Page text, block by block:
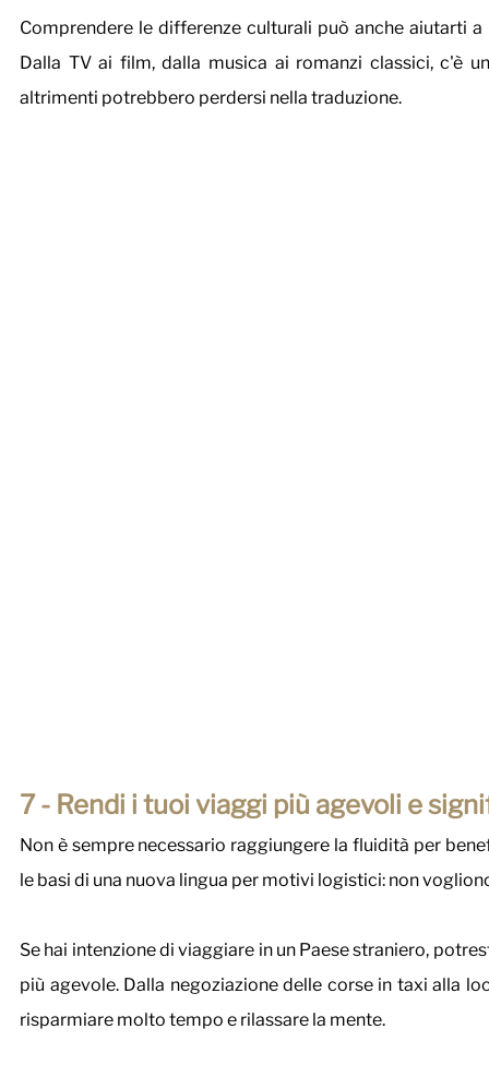
Comprendere le differenze culturali può anche aiutarti
Dalla TV ai film, dalla musica ai romanzi classici, c'è
altrimenti potrebbero perdersi nella traduzione.
7 - Rendi i tuoi viaggi più agevoli e
Non è sempre necessario raggiungere la fluidità per
le basi di una nuova lingua per motivi logistici: non
Se hai intenzione di viaggiare in un Paese straniero,
più agevole. Dalla negoziazione delle corse in taxi alla
risparmiare molto tempo e rilassare la mente.